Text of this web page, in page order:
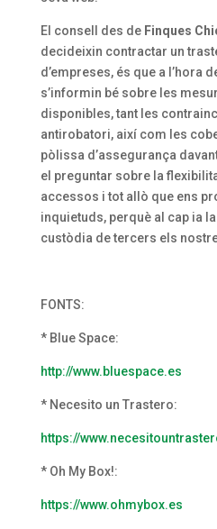
El consell des de Finques
decideixin contractar un
d’empreses, és que a l’hora
s’informin bé sobre les
disponibles, tant les
antirobatori, així com les
pòlissa d’assegurança
el preguntar sobre la
accessos i tot allò que ens
inquietuds, perquè al cap ia
custòdia de tercers els
FONTS:
* Blue Space:
http://www.bluespace.es
* Necesito un Trastero:
https://
* Oh My Box!:
https://www.ohmybox.es